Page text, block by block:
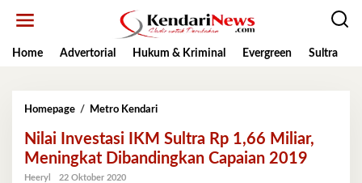
Home
Advertorial Hukum & Kriminal Evergreen Sultra
Homepage / Metro KendariNilai
IKM
Sultra
Rp
Nilai Investasi IKM Sultra Rp 1,66 Miliar,
Meningkat Dibandingkan Capaian 2019
Heeryl
22 Oktober 2020